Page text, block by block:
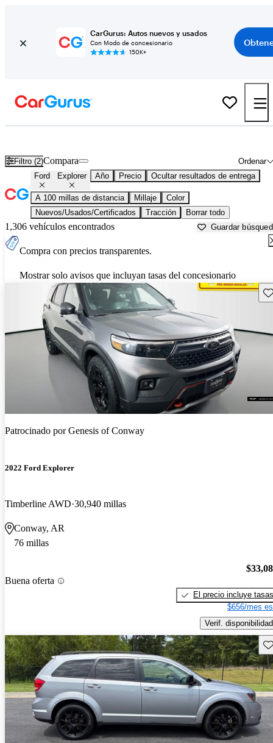
CarGurus: Autos nuevos y usados
Con Modo de concesionario
150K+
Filtro (2) Ordenar
Compara
Ford Explorer Año Precio Ocultar resultados de entrega
A 100 millas de distancia Millaje
Color
Nuevos/Usados/Certificados
Tracción Borrar todo
1,306 vehículos encontrados Guardar
Compra con precios transparentes.
Mostrar solo avisos que incluyan tasas del concesionario
Patrocinado porGenesis of Conway
2022 Ford Explorer
Timberline AWD 30,940 millas
Conway, AR
76 millas
Buena oferta
El precio incluye tasas
$656/mes
Verif. disponibilidad